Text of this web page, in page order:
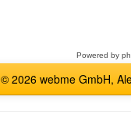
Powered by
© 2026 webme GmbH,